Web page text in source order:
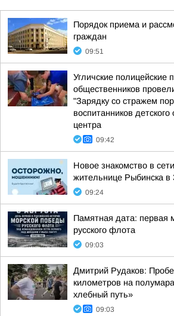
Порядок приема и
граждан
09:51
Угличские полицейские
общественников
"Зарядку со стражем
воспитанников
центра
09:42
Новое знакомство в
жительнице Рыбинска в
09:24
Памятная дата: первая
русского флота
09:03
Дмитрий Рудаков:
километров на
хлебный путь»
09:03